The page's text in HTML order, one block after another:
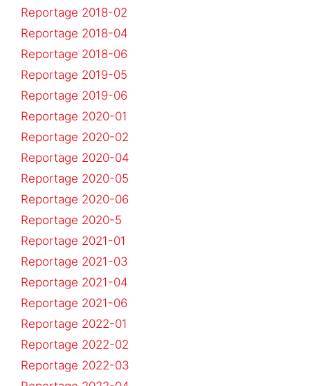
Reportage 2018-02
Reportage 2018-04
Reportage 2018-06
Reportage 2019-05
Reportage 2019-06
Reportage 2020-01
Reportage 2020-02
Reportage 2020-04
Reportage 2020-05
Reportage 2020-06
Reportage 2020-5
Reportage 2021-01
Reportage 2021-03
Reportage 2021-04
Reportage 2021-06
Reportage 2022-01
Reportage 2022-02
Reportage 2022-03